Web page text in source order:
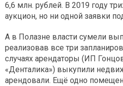
6,6 млн. рублей. В 2019 году
аукцион, но ни одной заявки
А в Полазне власти сумели
реализовав все три
случаях арендаторы (ИП
«Денталика») выкупили
арендовали. Ещё одно